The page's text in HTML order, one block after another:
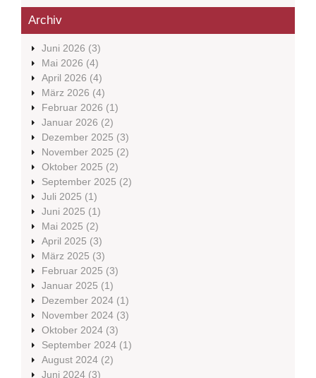
Archiv
Juni 2026 (3)
Mai 2026 (4)
April 2026 (4)
März 2026 (4)
Februar 2026 (1)
Januar 2026 (2)
Dezember 2025 (3)
November 2025 (2)
Oktober 2025 (2)
September 2025 (2)
Juli 2025 (1)
Juni 2025 (1)
Mai 2025 (2)
April 2025 (3)
März 2025 (3)
Februar 2025 (3)
Januar 2025 (1)
Dezember 2024 (1)
November 2024 (3)
Oktober 2024 (3)
September 2024 (1)
August 2024 (2)
Juni 2024 (3)